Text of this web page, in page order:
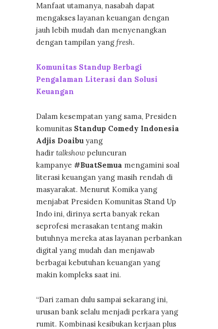
Manfaat utamanya, nasabah dapat
mengakses layanan keuangan dengan
jauh lebih mudah dan menyenangkan
dengan tampilan yang fresh.
Komunitas Standup Berbagi
Pengalaman Literasi dan Solusi
Keuangan
Dalam kesempatan yang sama, Presiden
komunitas Standup Comedy Indonesia
Adjis Doaibu yang
hadir talkshow peluncuran
kampanye #BuatSemua mengamini soal
literasi keuangan yang masih rendah di
masyarakat. Menurut Komika yang
menjabat Presiden Komunitas Stand Up
Indo ini, dirinya serta banyak rekan
seprofesi merasakan tentang makin
butuhnya mereka atas layanan perbankan
digital yang mudah dan menjawab
berbagai kebutuhan keuangan yang
makin kompleks saat ini.
“Dari zaman dulu sampai sekarang ini,
urusan bank selalu menjadi perkara yang
rumit. Kombinasi kesibukan kerjaan plus